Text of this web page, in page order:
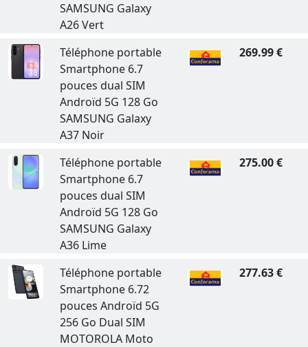
SAMSUNG Galaxy
A26 Vert
Téléphone portable
Smartphone 6.7
pouces dual SIM
Androïd 5G 128 Go
SAMSUNG Galaxy
A37 Noir
269.99 €
Téléphone portable
Smartphone 6.7
pouces dual SIM
Androïd 5G 128 Go
SAMSUNG Galaxy
A36 Lime
275.00 €
Téléphone portable
Smartphone 6.72
pouces Androïd 5G
256 Go Dual SIM
MOTOROLA Moto
277.63 €